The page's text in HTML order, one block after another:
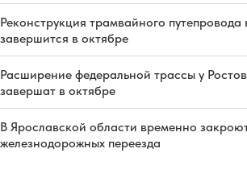
Реконструкция трамвайного путепровода
завершится в октябре
Расширение федеральной трассы у
завершат в октябре
В Ярославской области временно
железнодорожных переезда